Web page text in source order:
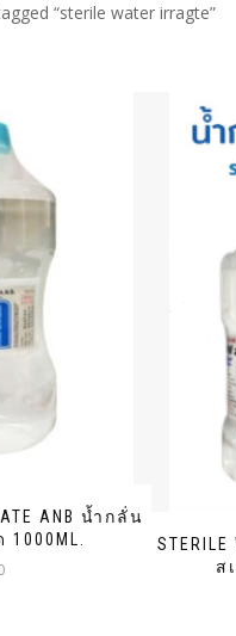
“sterile water irragte”
ANB น้ำกลั่น
ส